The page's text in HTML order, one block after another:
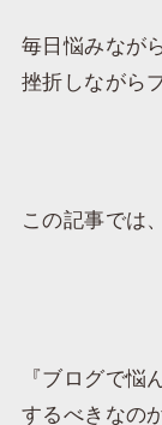
毎日悩みなが
挫折しながら
この記事では、
『ブログで悩
するべきなの